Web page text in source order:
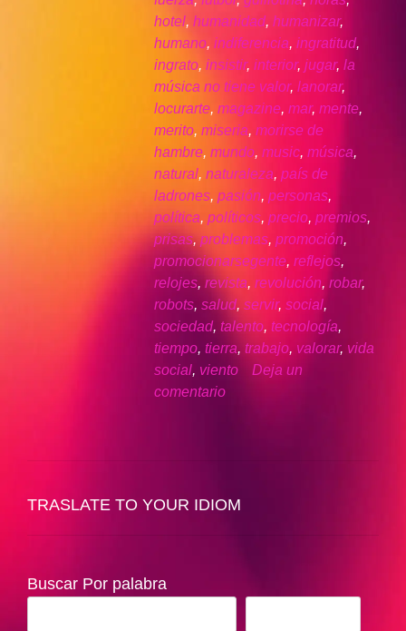
hotel, humanidad, humanizar,
humano, indiferencia, ingratitud,
ingrato, insistir, interior, jugar, la
música no tiene valor, lanorar,
locurarte, magazine, mar, mente,
merito, miseria, morirse de
hambre, mundo, music, música,
natural, naturaleza, país de
ladrones, pasión, personas,
política, políticos, precio, premios,
prisas, problemas, promoción,
promocionarsegente, reflejos,
relojes, revista, revolución, robar,
robots, salud, servir, social,
sociedad, talento, tecnología,
tiempo, tierra, trabajo, valorar, vida
social, viento
Deja un
comentario
TRASLATE TO YOUR IDIOM
Buscar Por palabra